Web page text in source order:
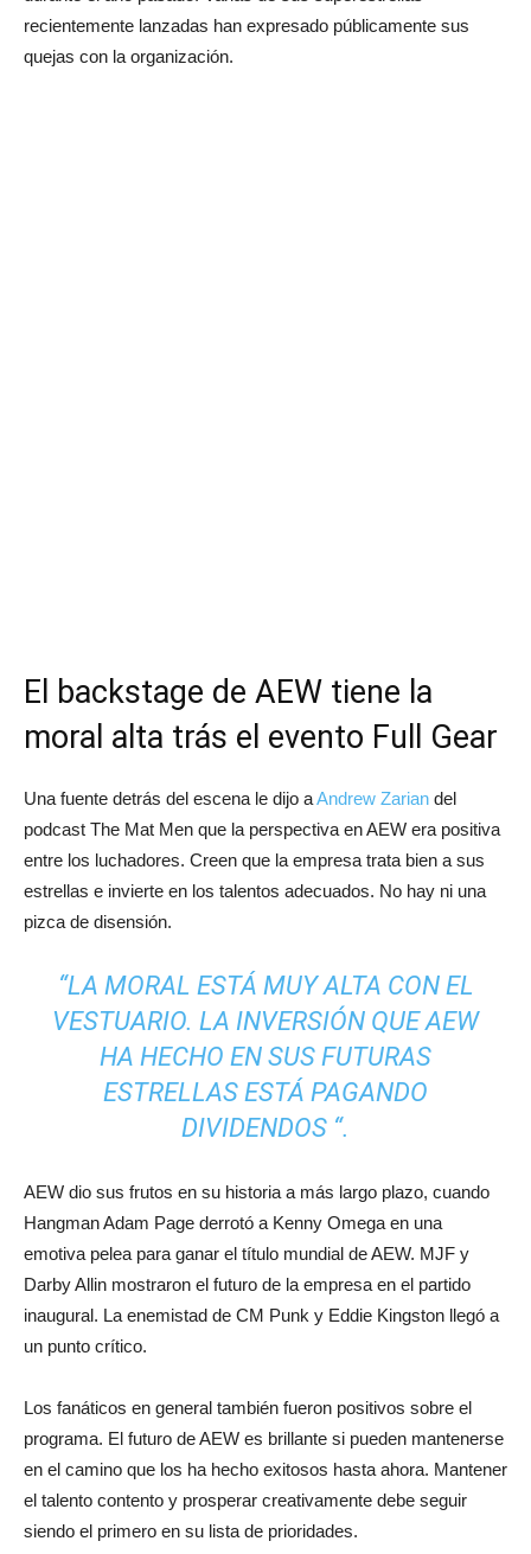
recientemente lanzadas han expresado públicamente sus
quejas con la organización.
El backstage de AEW tiene la
moral alta trás el evento Full Gear
Una fuente detrás del escena le dijo aAndrew Zarian del
podcast The Mat Men que la perspectiva en AEW era positiva
entre los luchadores. Creen que la empresa trata bien a sus
estrellas e invierte en los talentos adecuados. No hay ni una
pizca de disensión.
“LA MORAL ESTÁ MUY ALTA CON EL
VESTUARIO. LA INVERSIÓN QUE AEW
HA HECHO EN SUS FUTURAS
ESTRELLAS ESTÁ PAGANDO
DIVIDENDOS “.
AEW dio sus frutos en su historia a más largo plazo, cuando
Hangman Adam Page derrotó a Kenny Omega en una
emotiva pelea para ganar el título mundial de AEW. MJF y
Darby Allin mostraron el futuro de la empresa en el partido
inaugural. La enemistad de CM Punk y Eddie Kingston llegó a
un punto crítico.
Los fanáticos en general también fueron positivos sobre el
programa. El futuro de AEW es brillante si pueden mantenerse
en el camino que los ha hecho exitosos hasta ahora. Mantener
el talento contento y prosperar creativamente debe seguir
siendo el primero en su lista de prioridades.